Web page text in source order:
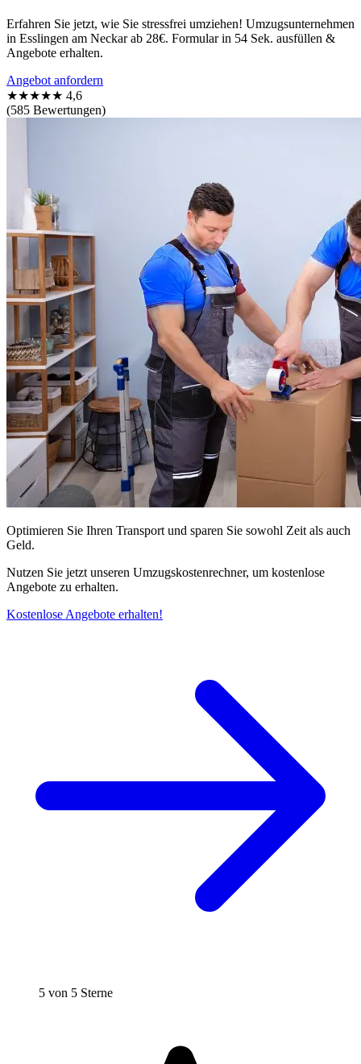
Erfahren Sie jetzt, wie Sie stressfrei umziehen! Umzugsunternehmen
in Esslingen am Neckar ab 28€. Formular in 54 Sek. ausfüllen &
Angebote erhalten.
Angebot anfordern
★★★★★ 4,6
(585 Bewertungen)
Optimieren Sie Ihren Transport und sparen Sie sowohl Zeit als auch
Geld.
Nutzen Sie jetzt unseren Umzugskostenrechner, um kostenlose
Angebote zu erhalten.
Kostenlose Angebote erhalten!
5 von 5 Sterne